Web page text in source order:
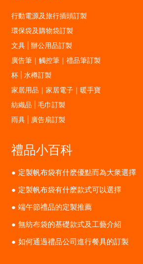
行動電源及旅行插頭訂製
環保袋及購物袋訂製
文具 | 辦公用品訂製
廣告筆｜觸控筆｜禮品筆訂製
杯 | 水樽訂製
家居用品｜家居電子｜暖手寶
紡織品 | 毛巾訂製
雨具 | 廣告扇訂製
禮品小百科
定製帆布袋有什麽優點而為大衆選擇
定製帆布袋有什麽款式可以選擇
端午節禮品的定製推薦
無紡布袋的基礎款式及工藝介紹
如何通過禮品公司進行餐具的訂製